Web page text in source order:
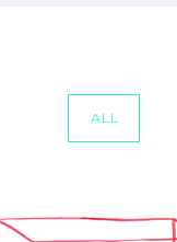
ALL